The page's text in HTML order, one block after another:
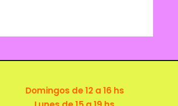
Domingos de 12 a 16 hs